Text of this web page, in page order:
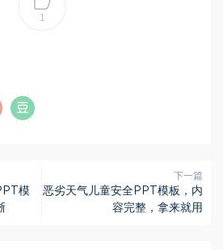
1
模
下一篇
恶劣天气儿童安全PPT模板，内
容完整，拿来就用